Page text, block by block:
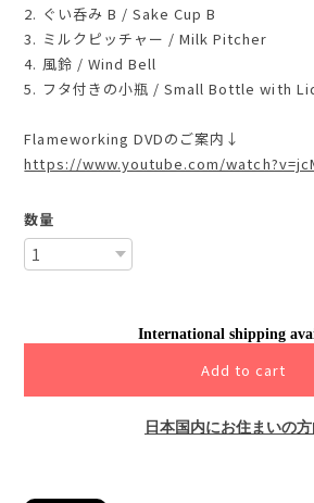
2. ぐい呑み B / Sake Cup B
3. ミルクピッチャー / Milk Pitcher
4. 風鈴 / Wind Bell
5. フタ付きの小瓶 / Small Bottle with
Flameworking DVDのご案内↓
https://www.youtube.com/
数量
International shipping
Add to cart
日本国内にお住まいの